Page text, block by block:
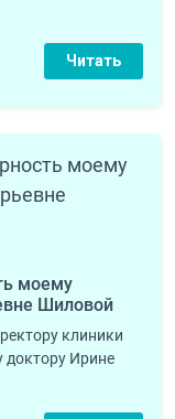
Читать
моему
Шиловой
клиники
доктору Ирине